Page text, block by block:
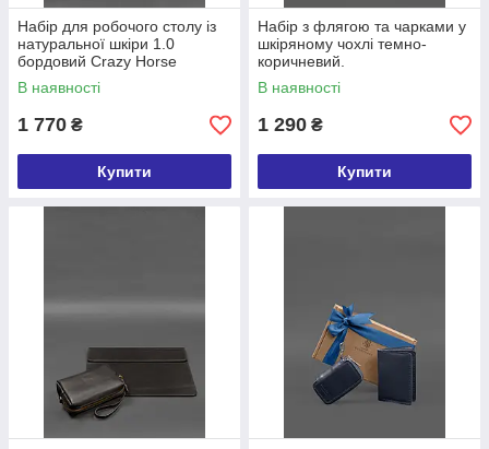
Набір для робочого столу із
натуральної шкіри 1.0
бордовий Crazy Horse
В наявності
1 770 ₴
Купити
Набір з флягою та чарками у
шкіряному чохлі темно-
коричневий.
В наявності
1 290 ₴
Купити